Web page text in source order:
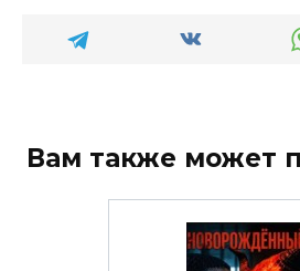
Вам также может